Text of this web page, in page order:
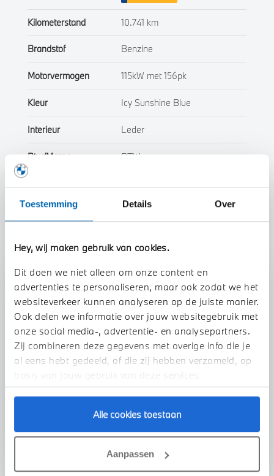
Toestemming Details Over
Hey, wij maken gebruik van cookies.
Dit doen we niet alleen om onze content en
advertenties te personaliseren, maar ook zodat we het
websiteverkeer kunnen analyseren op de juiste manier.
Ook delen we informatie over jouw websitegebruik met
onze social media-, advertentie- en analysepartners.
Zij combineren deze gegevens met overige info die je
al eens hebt gedeeld, of die zij hebben verzameld, op
basis van jouw gebruik van deze services.
Alle cookies toestaan
Aanpassen
Uw auto inruilen?
Voorstel aanvragen
Kilometerstand 10.741 km
Brandstof Benzine
Motorvermogen 115kW met 156pk
Kleur Icy Sunshine Blue
Interieur Leder
Btw/Marge BTW
Toon alle eigenschappen